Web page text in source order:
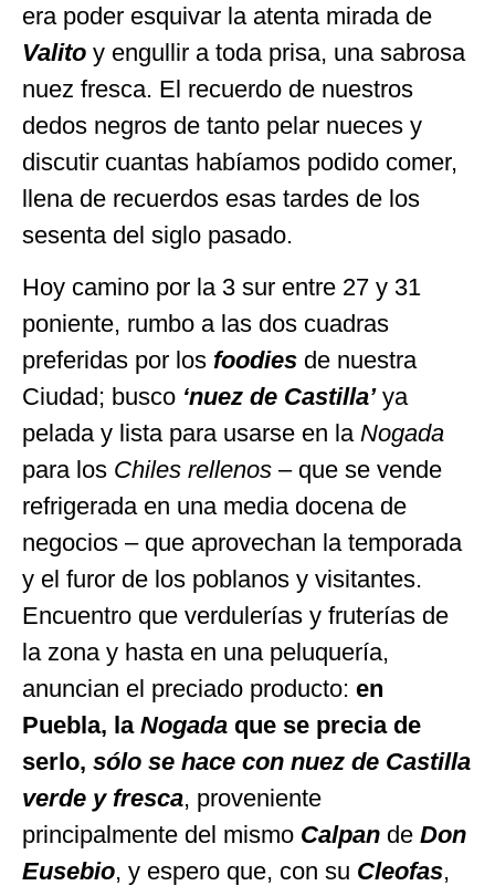
era poder esquivar la atenta mirada de
Valito y engullir a toda prisa, una sabrosa
nuez fresca. El recuerdo de nuestros
dedos negros de tanto pelar nueces y
discutir cuantas habíamos podido comer,
llena de recuerdos esas tardes de los
sesenta del siglo pasado.
Hoy camino por la 3 sur entre 27 y 31
poniente, rumbo a las dos cuadras
preferidas por los foodies de nuestra
Ciudad; busco ‘nuez de Castilla’ya
pelada y lista para usarse en la Nogada
para los Chiles rellenos – que se vende
refrigerada en una media docena de
negocios – que aprovechan la temporada
y el furor de los poblanos y visitantes.
Encuentro que verdulerías y fruterías de
la zona y hasta en una peluquería,
anuncian el preciado producto: en
Puebla, la Nogada que se precia de
serlo, sólo se hace con nuez de Castilla
verde y fresca, proveniente
principalmente del mismo Calpan de Don
Eusebio, y espero que, con su Cleofas,